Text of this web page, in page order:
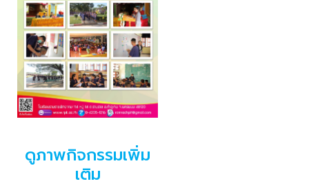
ดูภาพกิจกรรมเพิ่ม
เติม